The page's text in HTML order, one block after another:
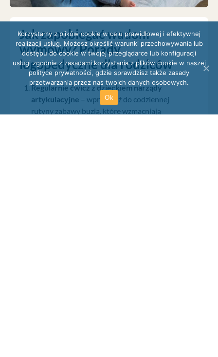
Jak zapobiegać wadom
wymowy? Porady
logopedyczne dla rodziców
Regularnie ćwicz z dzieckiem narządy
artykulacyjne – wprowadź do codziennej
rutyny zabawy buzią, które wzmacniają
Korzystamy z plików cookie w celu prawidłowej i efektywnej
realizacji usług. Możesz określić warunki przechowywania lub
dostępu do cookie w twojej przeglądarce lub konfiguracji
usługi zgodnie z zasadami korzystania z plików cookie w naszej
polityce prywatności, gdzie sprawdzisz także zasady
przetwarzania przez nas twoich danych osobowych.
Ok